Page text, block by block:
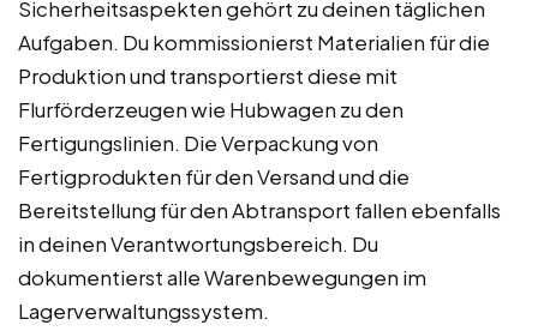
Sicherheitsaspekten gehört zu deinen täglichen
Aufgaben. Du kommissionierst Materialien für die
Produktion und transportierst diese mit
Flurförderzeugen wie Hubwagen zu den
Fertigungslinien. Die Verpackung von
Fertigprodukten für den Versand und die
Bereitstellung für den Abtransport fallen ebenfalls
in deinen Verantwortungsbereich. Du
dokumentierst alle Warenbewegungen im
Lagerverwaltungssystem.